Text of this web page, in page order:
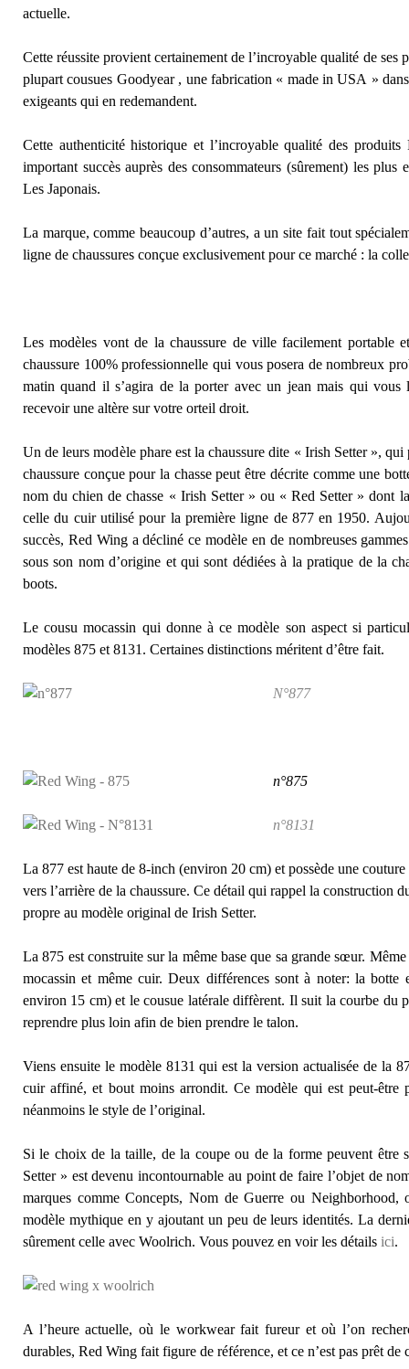
actuelle.
Cette réussite provient certainement de l’incroyable qualité de ses
plupart cousues Goodyear , une fabrication « made in USA »
exigeants qui en redemandent.
Cette authenticité historique et l’incroyable qualité des
important succès auprès des consommateurs (sûrement) les plus
Les Japonais.
La marque, comme beaucoup d’autres, a un site fait tout
ligne de chaussures conçue exclusivement pour ce marché : la
Les modèles vont de la chaussure de ville facilement portable
chaussure 100% professionnelle qui vous posera de nombreux
matin quand il s’agira de la porter avec un jean mais qui vous
recevoir une altère sur votre orteil droit.
Un de leurs modèle phare est la chaussure dite « Irish Setter »,
chaussure conçue pour la chasse peut être décrite comme une
nom du chien de chasse « Irish Setter » ou « Red Setter » dont
celle du cuir utilisé pour la première ligne de 877 en 1950.
succès, Red Wing a décliné ce modèle en de nombreuses
sous son nom d’origine et qui sont dédiées à la pratique de la
boots.
Le cousu mocassin qui donne à ce modèle son aspect si
modèles 875 et 8131. Certaines distinctions méritent d’être fait.
N°877
n°875
n°8131
La 877 est haute de 8-inch (environ 20 cm) et possède une
vers l’arrière de la chaussure. Ce détail qui rappel la construction
propre au modèle original de Irish Setter.
La 875 est construite sur la même base que sa grande sœur.
mocassin et même cuir. Deux différences sont à noter: la botte
environ 15 cm) et le cousue latérale diffèrent. Il suit la courbe du
reprendre plus loin afin de bien prendre le talon.
Viens ensuite le modèle 8131 qui est la version actualisée de la
cuir affiné, et bout moins arrondit. Ce modèle qui est peut-être
néanmoins le style de l’original.
Si le choix de la taille, de la coupe ou de la forme peuvent être
Setter » est devenu incontournable au point de faire l’objet de
marques comme Concepts, Nom de Guerre ou Neighborhood,
modèle mythique en y ajoutant un peu de leurs identités. La
sûrement celle avec Woolrich. Vous pouvez en voir les détails ici.
A l’heure actuelle, où le workwear fait fureur et où l’on
durables, Red Wing fait figure de référence, et ce n’est pas prêt de